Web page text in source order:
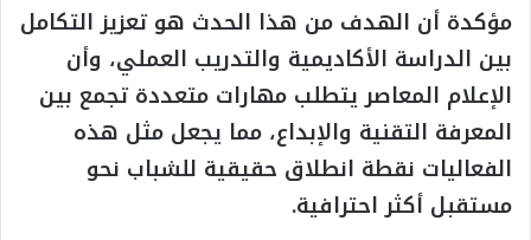
مؤكدة أن الهدف من هذا الحدث هو تعزيز التكامل
بين الدراسة الأكاديمية والتدريب العملي، وأن
الإعلام المعاصر يتطلب مهارات متعددة تجمع بين
المعرفة التقنية والإبداع، مما يجعل مثل هذه
الفعاليات نقطة انطلاق حقيقية للشباب نحو
مستقبل أكثر احترافية.